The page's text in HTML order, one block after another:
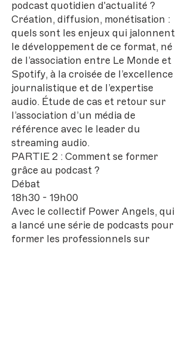
podcast quotidien d'actualité ?
Création, diffusion, monétisation :
quels sont les enjeux qui jalonnent
le développement de ce format, né
de l’association entre Le Monde et
Spotify, à la croisée de l’excellence
journalistique et de l’expertise
audio. Étude de cas et retour sur
l’association d’un média de
référence avec le leader du
streaming audio.
PARTIE 2 : Comment se former
grâce au podcast ?
Débat
18h30 - 19h00
Avec le collectif Power Angels, qui
a lancé une série de podcasts pour
former les professionnels sur